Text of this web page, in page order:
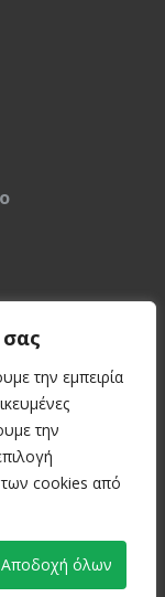
την εμπειρία
την
cookies από
Αποδοχή όλων